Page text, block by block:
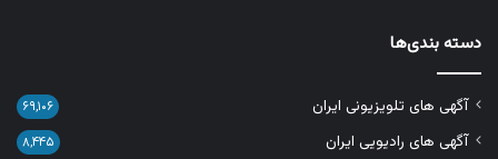
دسته بندی‌ها
آگهی های تلویزیونی ایران ۶۹,۱۰۶
آگهی های رادیویی ایران ۸,۴۴۵